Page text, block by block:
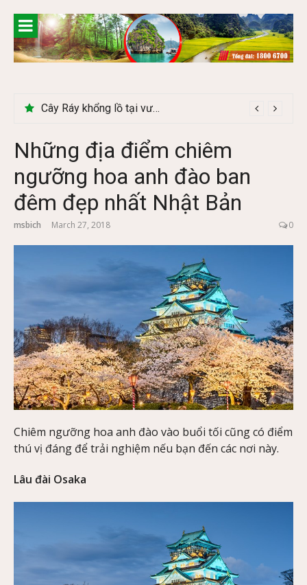
content
Cây Ráy khổng lồ tại vườn Quốc gia Cúc Phương
Những địa điểm chiêm
ngưỡng hoa anh đào ban
đêm đẹp nhất Nhật Bản
msbich March 27, 2018 0
Chiêm ngưỡng hoa anh đào vào buổi tối cũng có điểm
thú vị đáng để trải nghiệm nếu bạn đến các nơi này.
Lâu đài Osaka